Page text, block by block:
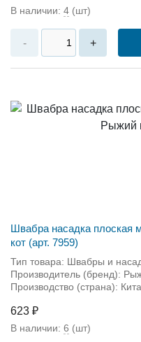
В наличии: 4 (шт)
- +
Швабра насадка плоская
кот (арт. 7959)
Тип товара: Швабры и
Производитель (бренд):
Производство (страна):
623 ₽
В наличии: 6 (шт)